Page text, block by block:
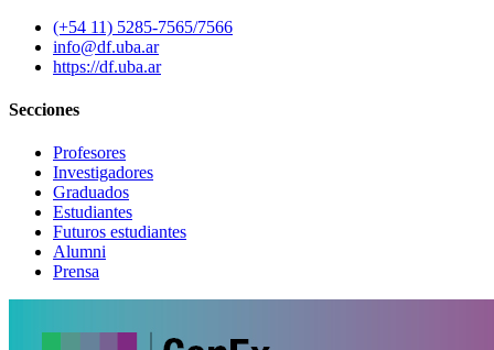
(+54 11) 5285-7565/7566
info@df.uba.ar
https://df.uba.ar
Secciones
Profesores
Investigadores
Graduados
Estudiantes
Futuros estudiantes
Alumni
Prensa